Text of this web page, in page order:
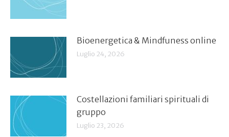
Bioenergetica & Mindfuness online
Luglio 24, 2026
Costellazioni familiari spirituali di
gruppo
Luglio 23, 2026